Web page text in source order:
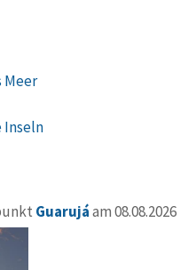
Meer
Inseln
Guarujáam 08.08.2026